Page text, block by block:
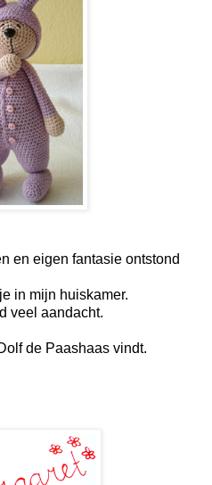
en eigen fantasie ontstond
in mijn huiskamer.
veel aandacht.
de Paashaas vindt.